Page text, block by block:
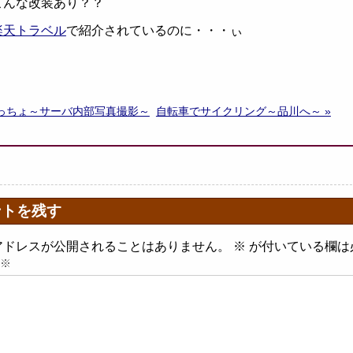
な改装あり？？
天トラベルで紹介されているのに・・・ぃ
ちょ～サーバ内部写真撮影～ 自転車でサイクリング～品川へ～ »
を残す
レスが公開されることはありません。 ※ が付いている欄
※